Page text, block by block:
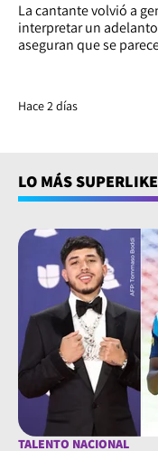
La cantante volvió a
interpretar un
aseguran que se
Hace 2 días
LO MÁS SUPERLIKE
TALENTO NACIONAL